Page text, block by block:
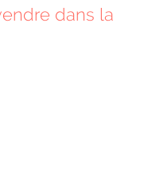
dans la